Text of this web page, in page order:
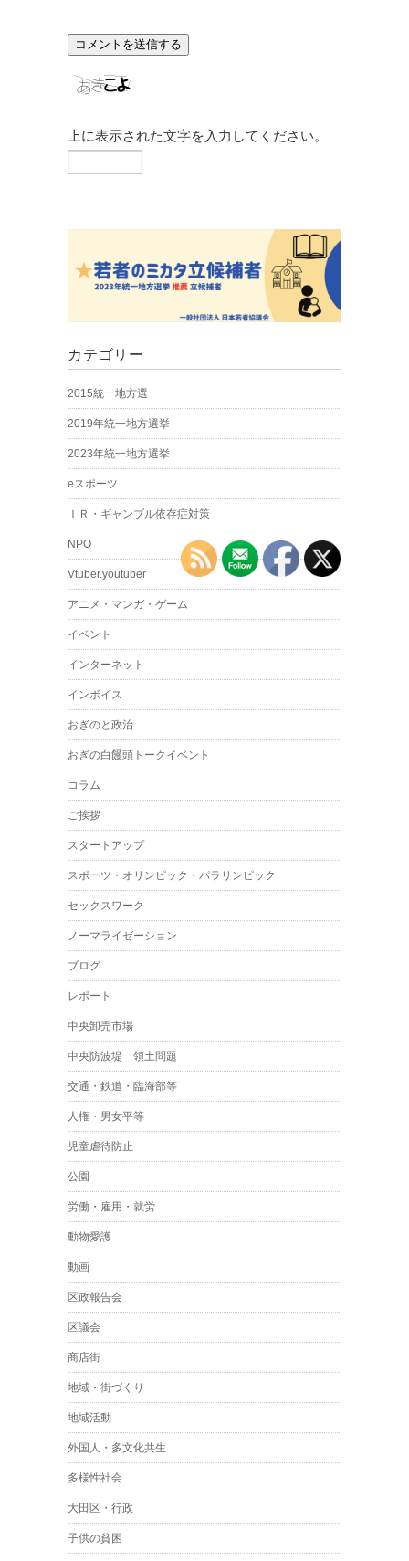
上に表示された文字を入力してください。
カテゴリー
2015統一地方選
2019年統一地方選挙
2023年統一地方選挙
eスポーツ
ＩＲ・ギャンブル依存症対策
NPO
Vtuber.youtuber
アニメ・マンガ・ゲーム
イベント
インターネット
インボイス
おぎのと政治
おぎの白饅頭トークイベント
コラム
ご挨拶
スタートアップ
スポーツ・オリンピック・パラリンピック
セックスワーク
ノーマライゼーション
ブログ
レポート
中央卸売市場
中央防波堤 領土問題
交通・鉄道・臨海部等
人権・男女平等
児童虐待防止
公園
労働・雇用・就労
動物愛護
動画
区政報告会
区議会
商店街
地域・街づくり
地域活動
外国人・多文化共生
多様性社会
大田区・行政
子供の貧困